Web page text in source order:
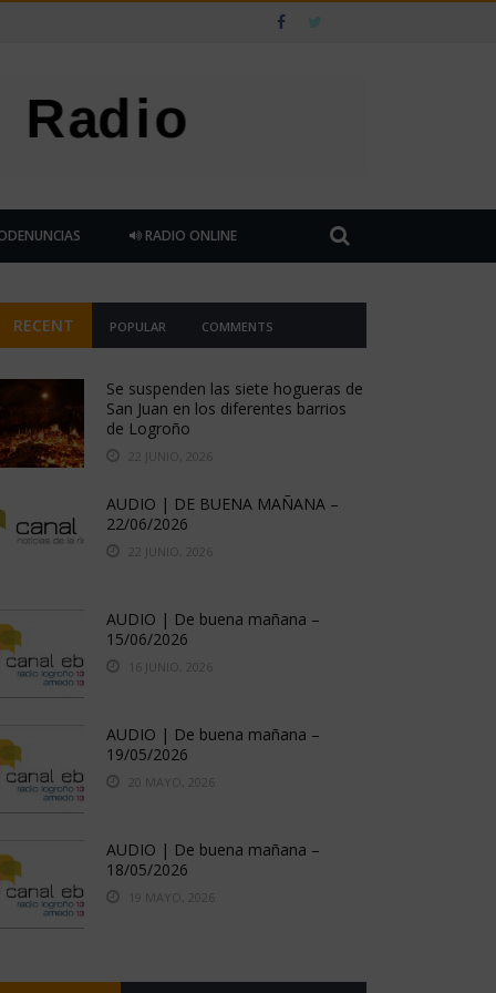
RADIO ONLINE
RECENT POPULAR COMMENTS
Se suspenden las siete hogueras de
San Juan en los diferentes barrios
de Logroño
22 JUNIO, 2026
AUDIO | DE BUENA MAÑANA –
22/06/2026
22 JUNIO, 2026
AUDIO | De buena mañana –
15/06/2026
16 JUNIO, 2026
AUDIO | De buena mañana –
19/05/2026
20 MAYO, 2026
AUDIO | De buena mañana –
18/05/2026
19 MAYO, 2026